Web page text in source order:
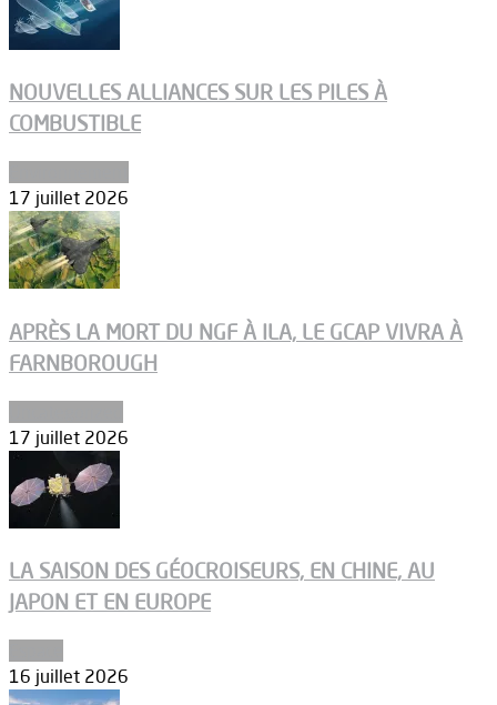
NOUVELLES ALLIANCES SUR LES PILES À
COMBUSTIBLE
17 juillet 2026
APRÈS LA MORT DU NGF À ILA, LE GCAP VIVRA À
FARNBOROUGH
17 juillet 2026
LA SAISON DES GÉOCROISEURS, EN CHINE, AU
JAPON ET EN EUROPE
16 juillet 2026